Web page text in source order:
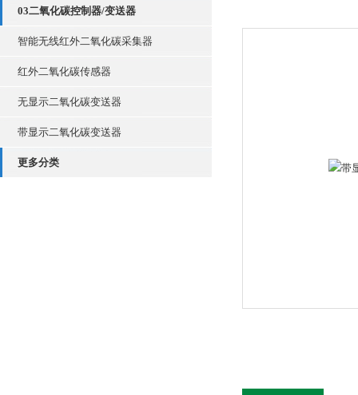
03二氧化碳控制器/变送器
智能无线红外二氧化碳采集器
红外二氧化碳传感器
无显示二氧化碳变送器
带显示二氧化碳变送器
更多分类